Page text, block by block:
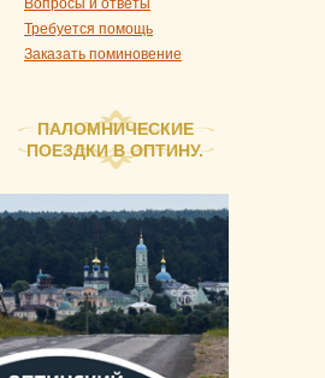
Вопросы и ответы
Требуется помощь
Заказать поминовение
ПАЛОМНИЧЕСКИЕ
ПОЕЗДКИ В ОПТИНУ.